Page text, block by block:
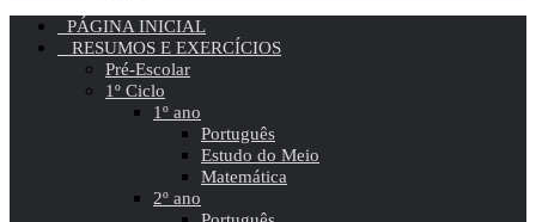
PÁGINA INICIAL
RESUMOS E EXERCÍCIOS
Pré-Escolar
1º Ciclo
1º ano
Português
Estudo do Meio
Matemática
2º ano